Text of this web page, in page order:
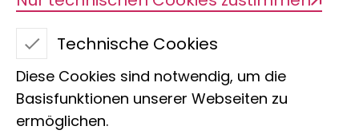
Technische Cookies
Diese Cookies sind notwendig, um die
Basisfunktionen unserer Webseiten zu
ermöglichen.